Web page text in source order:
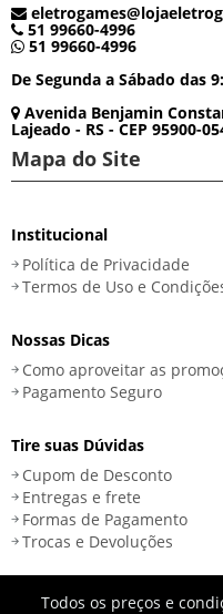
51 99660-4996
51 99660-4996
De Segunda a Sábado das
Avenida Benjamin
Lajeado - RS - CEP 95900-
Mapa do Site
Institucional
Política de Privacidade
Termos de Uso e
Nossas Dicas
Como aproveitar as
Pagamento Seguro
Tire suas Dúvidas
Cupom de Desconto
Entregas e frete
Formas de Pagamento
Trocas e Devoluções
Todos os preços e